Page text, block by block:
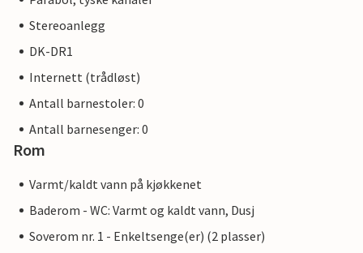
Stereoanlegg
DK-DR1
Internett (trådløst)
Antall barnestoler: 0
Antall barnesenger: 0
Rom
Varmt/kaldt vann på kjøkkenet
Baderom - WC: Varmt og kaldt vann, Dusj
Soverom nr. 1 - Enkeltsenge(er) (2 plasser)